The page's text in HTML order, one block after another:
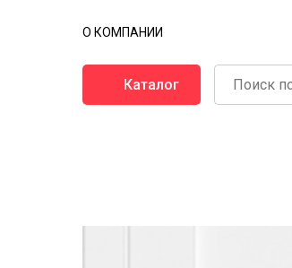
О КОМПАНИИ
Каталог